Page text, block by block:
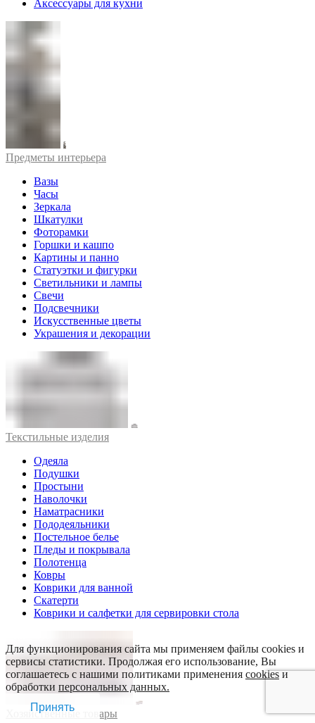
Аксессуары для кухни
Предметы интерьера
Вазы
Часы
Зеркала
Шкатулки
Фоторамки
Горшки и кашпо
Картины и панно
Статуэтки и фигурки
Светильники и лампы
Свечи
Подсвечники
Искусственные цветы
Украшения и декорации
Текстильные изделия
Одеяла
Подушки
Простыни
Наволочки
Наматрасники
Пододеяльники
Постельное белье
Пледы и покрывала
Полотенца
Ковры
Коврики для ванной
Скатерти
Коврики и салфетки для сервировки стола
Хозяйственные товары
Для функционирования сайта мы применяем файлы cookies и
сервисы статистики. Продолжая его использование, Вы
соглашаетесь с нашими политиками применения cookiesи
обработки персональных данных.
Принять